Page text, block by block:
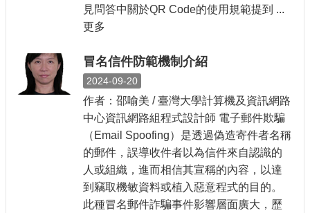
見問答中關於QR Code的使用規範提到 ...
更多
冒名信件防範機制介紹
2024-09-20
作者：邵喻美 / 臺灣大學計算機及資訊網路
中心資訊網路組程式設計師 電子郵件欺騙
（Email Spoofing）是透過偽造寄件者名稱
的郵件，誤導收件者以為信件來自認識的
人或組織，進而相信其宣稱的內容，以達
到竊取機敏資料或植入惡意程式的目的。
此種冒名郵件詐騙事件影響層面廣大，歷